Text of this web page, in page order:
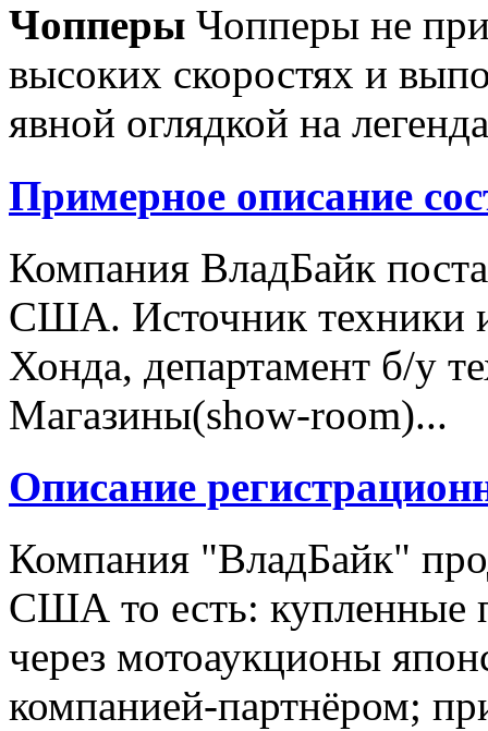
Чопперы Чопперы не
высоких скоростях и
явной оглядкой на
Примерное описание
Компания ВладБайк
США. Источник техники
Хонда, департамент б/у
Магазины(show-room)...
Описание
Компания "ВладБайк"
США то есть: купленные
через мотоаукционы
компанией-партнёром;